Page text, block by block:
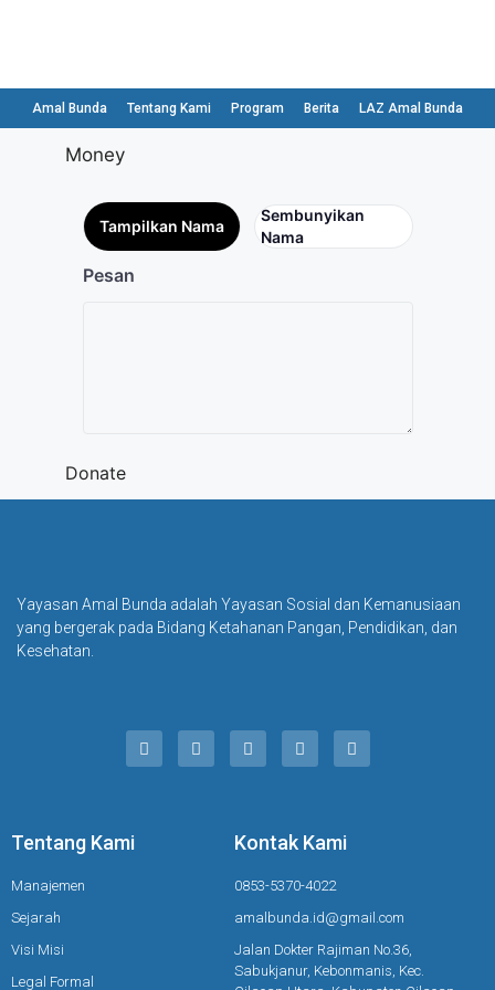
Amal Bunda Tentang Kami Program Berita LAZ Amal Bunda
Money
Tampilkan Nama
Sembunyikan
Nama
Pesan
Donate
Yayasan Amal Bunda adalah Yayasan Sosial dan Kemanusiaan
yang bergerak pada Bidang Ketahanan Pangan, Pendidikan, dan
Kesehatan.
Tentang Kami
Manajemen
Sejarah
Visi Misi
Legal Formal
Kontak Kami
0853-5370-4022
amalbunda.id@gmail.com
Jalan Dokter Rajiman No.36,
Sabukjanur, Kebonmanis, Kec.